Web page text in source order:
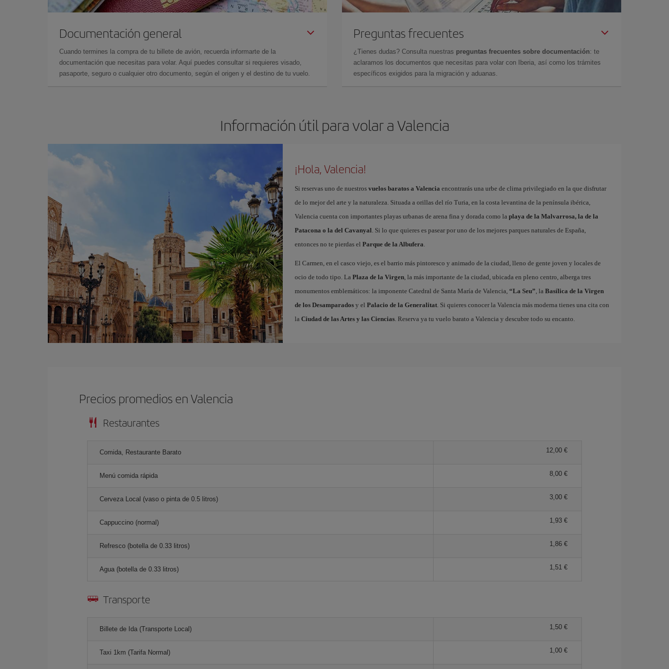
Documentación general
Cuando termines la compra de tu billete de avión, recuerda informarte de la
documentación que necesitas para volar. Aquí puedes consultar si requieres visado,
pasaporte, seguro o cualquier otro documento, según el origen y el destino de tu vuelo.
Preguntas frecuentes
¿Tienes dudas? Consulta nuestras preguntas frecuentes sobre documentación: te
aclaramos los documentos que necesitas para volar con Iberia, así como los trámites
específicos exigidos para la migración y aduanas.
Información útil para volar a Valencia
¡Hola, Valencia!
Si reservas uno de nuestros vuelos baratos a Valencia encontrarás una urbe de clima privilegiado en la que disfrutar
de lo mejor del arte y la naturaleza. Situada a orillas del río Turia, en la costa levantina de la península ibérica,
Valencia cuenta con importantes playas urbanas de arena fina y dorada como la playa de la Malvarrosa, la de la
Patacona o la del Cavanyal. Si lo que quieres es pasear por uno de los mejores parques naturales de España,
entonces no te pierdas el Parque de la Albufera.
El Carmen, en el casco viejo, es el barrio más pintoresco y animado de la ciudad, lleno de gente joven y locales de
ocio de todo tipo. La Plaza de la Virgen, la más importante de la ciudad, ubicada en pleno centro, alberga tres
monumentos emblemáticos: la imponente Catedral de Santa María de Valencia, “La Seu”, la Basílica de la Virgen
de los Desamparadosy el Palacio de la Generalitat. Si quieres conocer la Valencia más moderna tienes una cita con
la Ciudad de las Artes y las Ciencias. Reserva ya tu vuelo barato a Valencia y descubre todo su encanto.
Precios promedios en Valencia
Restaurantes
Comida, Restaurante Barato 12,00 €
Menú comida rápida 8,00 €
Cerveza Local (vaso o pinta de 0.5 litros) 3,00 €
Cappuccino (normal) 1,93 €
Refresco (botella de 0.33 litros) 1,86 €
Agua (botella de 0.33 litros) 1,51 €
Transporte
Billete de Ida (Transporte Local) 1,50 €
Taxi 1km (Tarifa Normal) 1,00 €